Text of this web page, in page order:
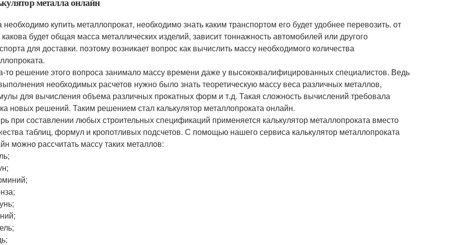
необходимо купить металлопрокат, необходимо знать каким транспортом его будет удобнее перевозить. от
какова будет общая масса металлических изделий, зависит тоннажность автомобилей или другого
для доставки. поэтому возникает вопрос как вычислить массу необходимого количества
то решение этого вопроса занимало массу времени даже у высококвалифицированных специалистов. Ведь
необходимых расчетов нужно было знать теоретическую массу веса различных металлов,
для вычисления объема различных прокатных форм и т.д. Такая сложность вычислений требовала
новых решений. Таким решением стал калькулятор металлопроката онлайн.
при составлении любых строительных спецификаций применяется калькулятор металлопроката вместо
таблиц, формул и кропотливых подсчетов. С помощью нашего сервиса калькулятор металлопроката
можно рассчитать массу таких металлов: